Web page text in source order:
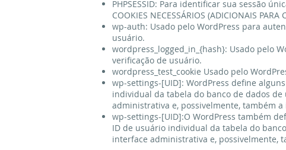
PHPSESSID: Para identificar sua sessão
COOKIES NECESSÁRIOS (ADICIONAIS PARA
wp-auth: Usado pelo WordPress para
usuário.
wordpress_logged_in_{hash}: Usado pelo
verificação de usuário.
wordpress_test_cookie Usado pelo
wp-settings-[UID]: WordPress define
individual da tabela do banco de dados
administrativa e, possivelmente, também
wp-settings-[UID]:O WordPress também
ID de usuário individual da tabela do
interface administrativa e, possivelmente,